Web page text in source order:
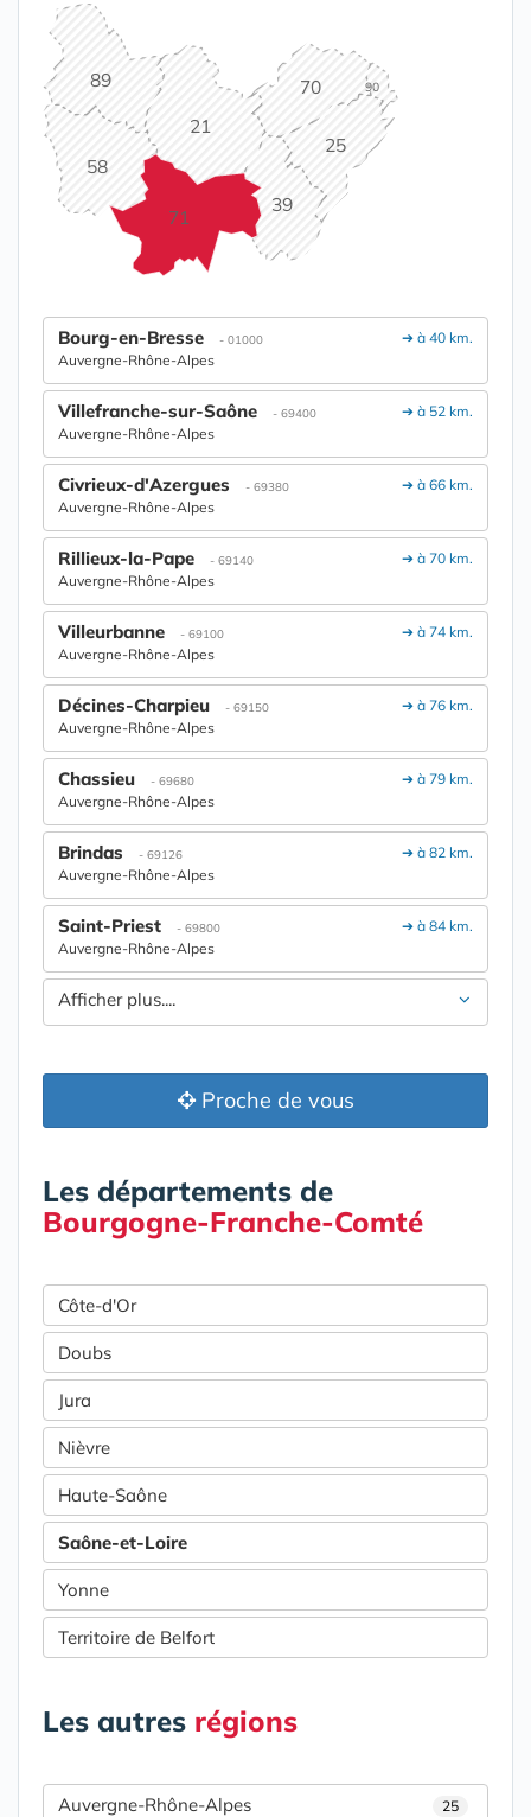
21
25
39
58
70
71
89 90
➔ à 40 km.
Bourg-en-Bresse - 01000
Auvergne-Rhône-Alpes
➔ à 52 km.
Villefranche-sur-Saône - 69400
Auvergne-Rhône-Alpes
➔ à 66 km.
Civrieux-d'Azergues - 69380
Auvergne-Rhône-Alpes
➔ à 70 km.
Rillieux-la-Pape - 69140
Auvergne-Rhône-Alpes
➔ à 74 km.
Villeurbanne - 69100
Auvergne-Rhône-Alpes
➔ à 76 km.
Décines-Charpieu - 69150
Auvergne-Rhône-Alpes
➔ à 79 km.
Chassieu - 69680
Auvergne-Rhône-Alpes
➔ à 82 km.
Brindas - 69126
Auvergne-Rhône-Alpes
➔ à 84 km.
Saint-Priest - 69800
Auvergne-Rhône-Alpes
Afficher plus....
Proche de vous
Les départements de
Bourgogne-Franche-Comté
Côte-d'Or
Doubs
Jura
Nièvre
Haute-Saône
Saône-et-Loire
Yonne
Territoire de Belfort
Les autres régions
Auvergne-Rhône-Alpes 25